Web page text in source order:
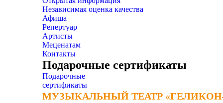
Независимая оценка качества
Афиша
Репертуар
Артисты
Меценатам
Контакты
Подарочные сертификаты
Подарочные
сертификаты
МУЗЫКАЛЬНЫЙ ТЕАТР
МУЗЫКАЛЬНЫЙ ТЕАТР